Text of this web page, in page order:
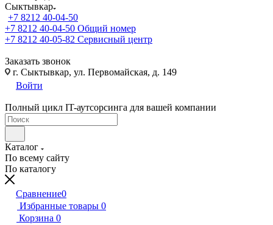
Сыктывкар
+7 8212 40-04-50
+7 8212 40-04-50 Общий номер
+7 8212 40-05-82 Сервисный центр
Заказать звонок
г. Сыктывкар, ул. Первомайская, д. 149
Войти
Полный цикл IT-аутсорсинга для вашей компании
Каталог
По всему сайту
По каталогу
Сравнение0
Избранные товары 0
Корзина 0